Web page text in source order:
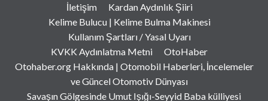
İletişim
Kardan Aydınlık Şiiri
Kelime Bulucu | Kelime Bulma Makinesi
Kullanım Şartları / Yasal Uyarı
KVKK Aydınlatma Metni
OtoHaber
Otohaber.org Hakkında | Otomobil Haberleri, İncelemeler
ve Güncel Otomotiv Dünyası
Savaşın Gölgesinde Umut Işığı-Seyyid Baba külliyesi